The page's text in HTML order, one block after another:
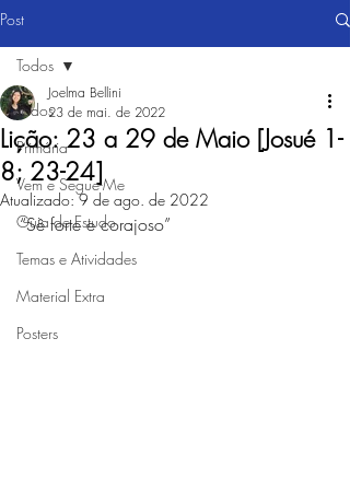
Post
Todos
Primária
Vem e Segue-Me
Guia de Estudo
Temas e Atividades
Material Extra
Posters
Todos
Lição: 23 a 29 de Maio [Josué 1-
8; 23-24]
Joelma Bellini
23 de mai. de 2022
Atualizado:9 de ago. de 2022
“Sê forte e corajoso”